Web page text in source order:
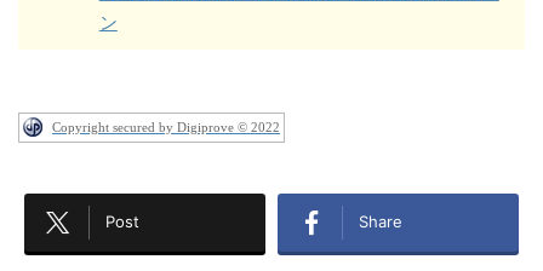
ン
Copyright secured by Digiprove © 2022
Post Share